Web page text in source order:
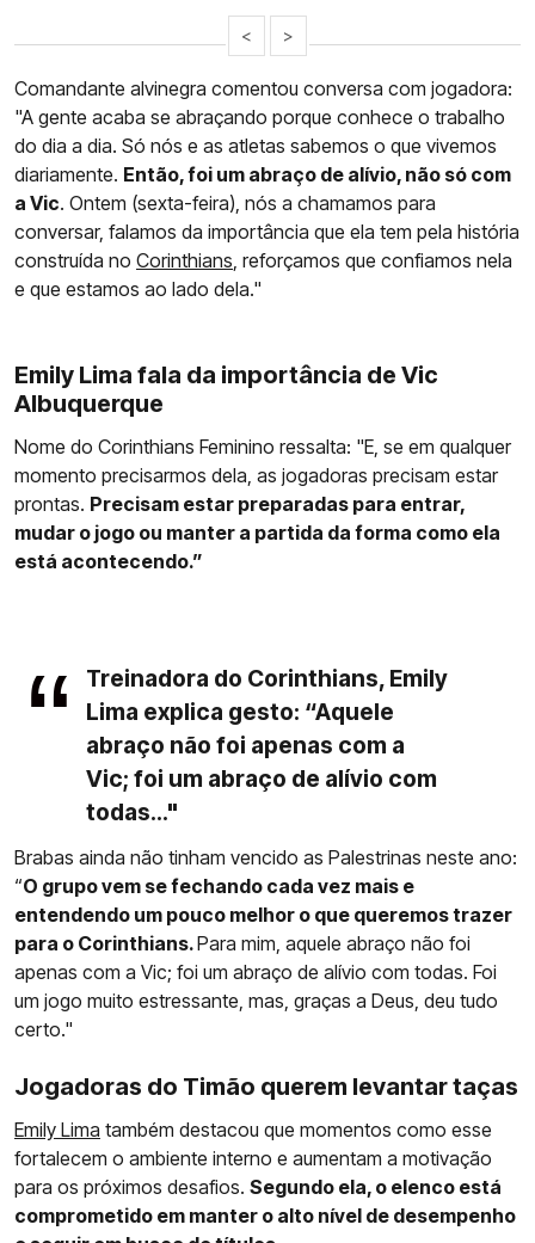
< >
Comandante alvinegra comentou conversa com jogadora:
"A gente acaba se abraçando porque conhece o trabalho
do dia a dia. Só nós e as atletas sabemos o que vivemos
diariamente. Então, foi um abraço de alívio, não só com
a Vic. Ontem (sexta-feira), nós a chamamos para
conversar, falamos da importância que ela tem pela história
construída no Corinthians , reforçamos que confiamos nela
e que estamos ao lado dela."
Emily Lima fala da importância de Vic
Albuquerque
Nome do Corinthians Feminino ressalta: "E, se em qualquer
momento precisarmos dela, as jogadoras precisam estar
prontas. Precisam estar preparadas para entrar,
mudar o jogo ou manter a partida da forma como ela
está acontecendo.”
Treinadora do Corinthians, Emily
Lima explica gesto: “Aquele
abraço não foi apenas com a
Vic; foi um abraço de alívio com
todas..."
Brabas ainda não tinham vencido as Palestrinas neste ano:
“O grupo vem se fechando cada vez mais e
entendendo um pouco melhor o que queremos trazer
para o Corinthians.Para mim, aquele abraço não foi
apenas com a Vic; foi um abraço de alívio com todas. Foi
um jogo muito estressante, mas, graças a Deus, deu tudo
certo."
Jogadoras do Timão querem levantar taças
Emily Lima também destacou que momentos como esse
fortalecem o ambiente interno e aumentam a motivação
para os próximos desafios. Segundo ela, o elenco está
comprometido em manter o alto nível de desempenho